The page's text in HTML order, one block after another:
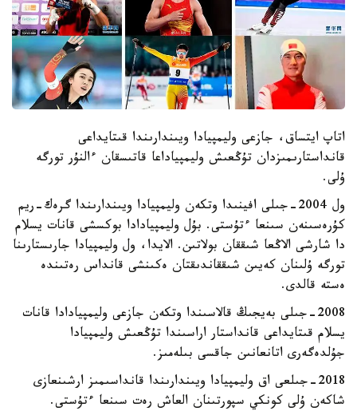
اتاپ ايتساق، جازعى وليمپيادا ويىندارىندا قىتايداعى
قانداستارىمىزدان تۇڭعىش وليمپياداعا قاتىسقان ءالنۇر تورگە
ۇلى.
ول 2004-جىلى افينىدا وتكەن وليمپيادا ويىندارىندا گرەك-ريم
كۇرەسىنەن سىنعا ءتۇستى. بۇل وليمپيادادا بوكسشى قانات يسلام
دا شارشى الاڭعا شىققان بولاتىن. الايدا، ول وليمپيادا جارىستارىنا
تورگە ۇلىنان كەيىن شىققاندىقتان ەكىنشى قانداس رەتىندە
ەستە قالدى.
2008-جىلى بەيجىڭ قالاسىندا وتكەن جازعى وليمپيادادا قانات
يسلام قىتايداعى قانداستار اراسىندا تۇڭعىش وليمپيادا
جۇلدەگەرى اتانعانىن جاقسى بىلەمىز.
2018-جىلعى اق وليمپيادا ويىندارىندا قانداسىمىز ارشىنعازى
شاكەن ۇلى كونكي سپورتىنان العاش رەت سىنعا ءتۇستى.